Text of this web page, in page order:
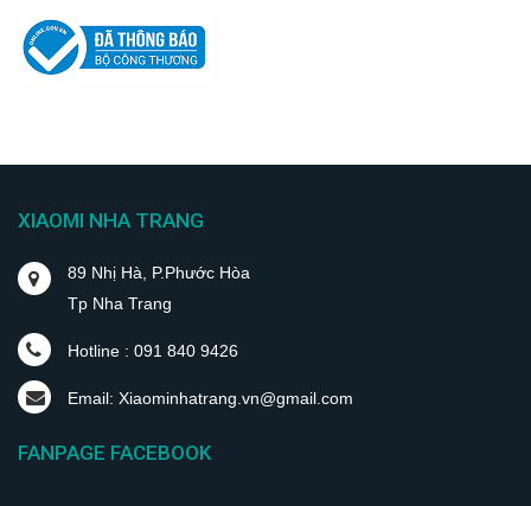
XIAOMI NHA TRANG
89 Nhị Hà, P.Phước Hòa
Tp Nha Trang
Hotline : 091 840 9426
Email: Xiaominhatrang.vn@gmail.com
FANPAGE FACEBOOK